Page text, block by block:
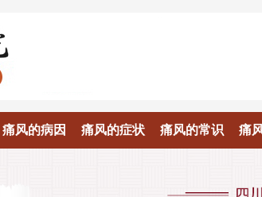
痛风的病因 痛风的症状 痛风的常识 痛